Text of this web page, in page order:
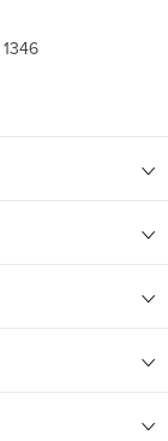
1346